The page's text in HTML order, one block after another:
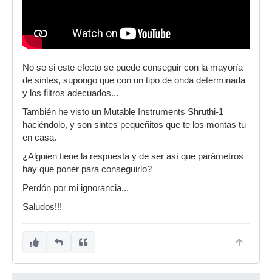
No se si este efecto se puede conseguir con la mayoría
de sintes, supongo que con un tipo de onda determinada
y los filtros adecuados...
También he visto un Mutable Instruments Shruthi-1
haciéndolo, y son sintes pequeñitos que te los montas tu
en casa.
¿Alguien tiene la respuesta y de ser así que parámetros
hay que poner para conseguirlo?
Perdón por mi ignorancia...
Saludos!!!